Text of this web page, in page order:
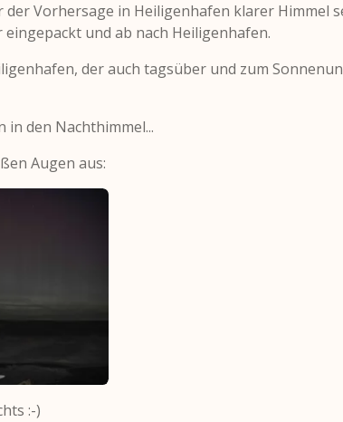
Vorhersage in Heiligenhafen klarer Himmel
und ab nach Heiligenhafen.
der auch tagsüber und zum
in den Nachthimmel...
Augen aus:
:-)